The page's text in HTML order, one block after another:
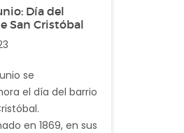
Su poblacio´n es
y posee una
2.6 km².
En el video
imagenes
del barrio de
Día del
San Cristóbal
se
el día del barrio
en 1869, en sus